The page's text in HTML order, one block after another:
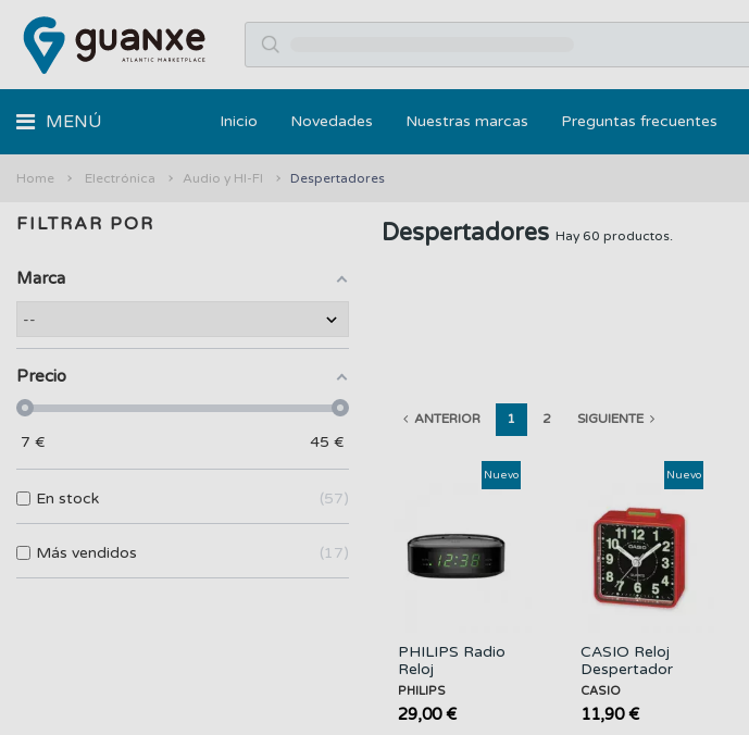
MENÚ Inicio Novedades Nuestras marcas Preguntas frecuentes
Home Electrónica Audio y HI-FI Despertadores
FILTRAR POR
Marca
Precio
7 € 45 €
En stock 57
Más vendidos 17
Despertadores Hay 60 productos.
ANTERIOR 1 2 SIGUIENTE
PHILIPS Radio
Reloj
Despertador
Digital
TAR3305/12
PHILIPS
29,00 €
Nuevo
CASIO Reloj
Despertador
Mod TQ-140-
4DF Rojo
CASIO
11,90 €
Nuevo